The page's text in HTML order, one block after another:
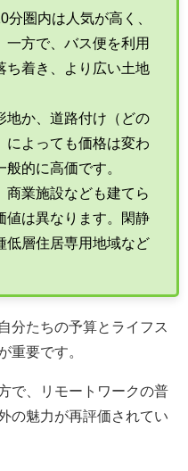
圏内は人気が高く、
一方で、バス便を利用
ち着き、より広い土地
地か、道路付け（どの
によっても価格は変わ
的に高価です。
商業施設なども建てら
値は異なります。閑静
低層住居専用地域など
分たちの予算とライフス
重要です。
で、リモートワークの普
の魅力が再評価されてい